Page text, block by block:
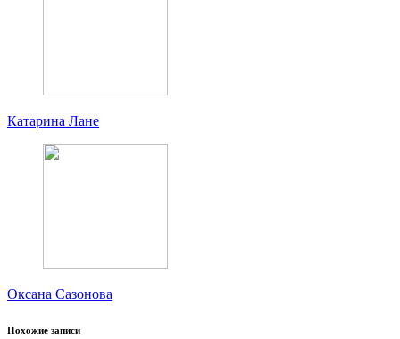
Катарина Лане
Оксана Сазонова
Похожие записи